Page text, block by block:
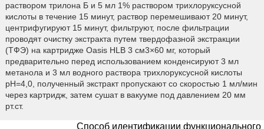
раствором трилона Б и 5 мл 1% раствором трихлоруксусной
кислоты в течение 15 минут, раствор перемешивают 20 минут,
центрифугируют 15 минут, фильтруют, после фильтрации
проводят очистку экстракта путем твердофазной экстракции
(ТФЭ) на картридже Oasis HLB 3 см3×60 мг, который
предварительно перед использованием конденсируют 3 мл
метанола и 3 мл водного раствора трихлоруксусной кислоты
рН=4,0, полученный экстракт пропускают со скоростью 1 мл/мин
через картридж, затем сушат в вакууме под давлением 20 мм
рт.ст.
Способ идентификации функционального